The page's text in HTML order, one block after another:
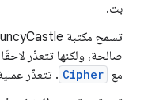
بت.
صالحة، ولكنها تتعذّر
مع Cipher . تتعذّر